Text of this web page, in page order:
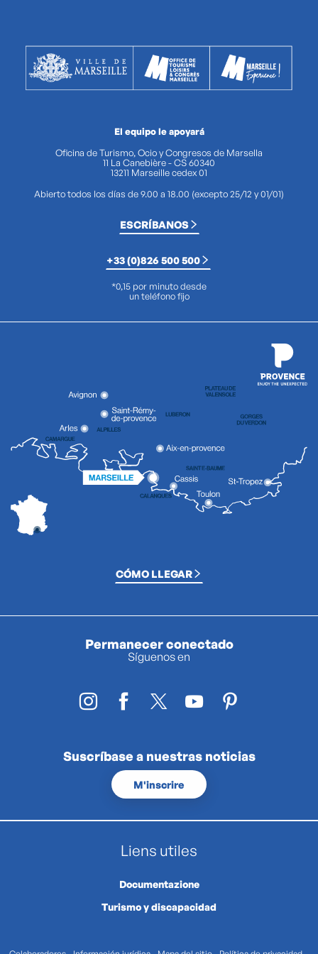
El equipo le apoyará
Oficina de Turismo, Ocio y Congresos de Marsella
11 La Canebière - CS 60340
13211 Marseille cedex 01
Abierto todos los días de 9.00 a 18.00 (excepto 25/12 y 01/01)
ESCRÍBANOS
+33 (0)826 500 500
*0,15 por minuto desde
un teléfono fijo
CÓMO LLEGAR
Permanecer conectado
Síguenos en
Suscríbase a nuestras noticias
M'inscrire
Liens utiles
Documentazione
Turismo y discapacidad